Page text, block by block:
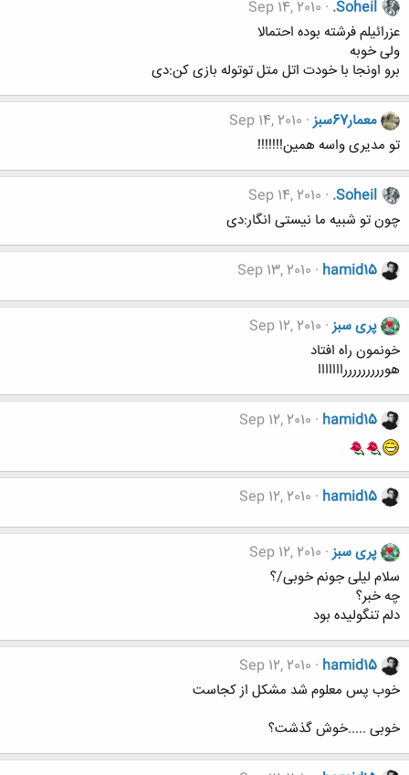
.Soheil
Sep 14, 2010
عزرائیلم فرشته بوده احتمالا
ولی خوبه
برو اونجا با خودت اتل متل توتوله بازی کن:دی
معمار67سبز
Sep 14, 2010
تو مدیری واسه همین!!!!!!!
.Soheil
Sep 14, 2010
چون تو شبیه ما نیستی انگار:دی
hamid15
Sep 13, 2010
پری سبز Sep 12, 2010
خونمون راه افتاد
هورررررررررااااااا
hamid15
Sep 12, 2010
hamid15
Sep 12, 2010
پری سبز Sep 12, 2010
سلام لیلی جونم خوبی/؟
چه خبر؟
دلم تنگولیده بود
hamid15
Sep 12, 2010
خوب پس معلوم شد مشکل از کجاست
خوبی .....خوش گذشت؟